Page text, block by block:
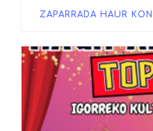
ZAPARRADA HAUR